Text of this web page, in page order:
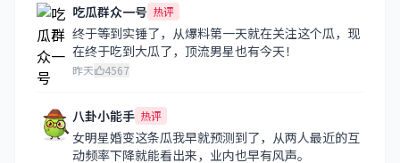
吃瓜群众一号 热评
终于等到实锤了，从爆料第一天就在关注这个瓜，现
在终于吃到大瓜了，顶流男星也有今天！
昨天 4567
八卦小能手 热评
女明星婚变这条瓜我早就预测到了，从两人最近的互
动频率下降就能看出来，业内也早有风声。